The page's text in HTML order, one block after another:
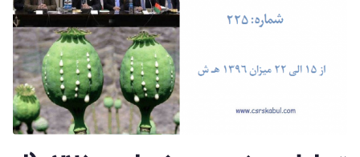
ستراتېژیکو
او سیمه
ییزو څېړنو